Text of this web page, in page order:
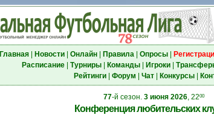
Главная| Новости| Онлайн| Правила| Опросы|
Расписание| Турниры| Команды| Игроки|
Рейтинги| Форум Чат| Конкурсы|
77-й сезон. 3 июня 2026, 2200
Конференция любительских